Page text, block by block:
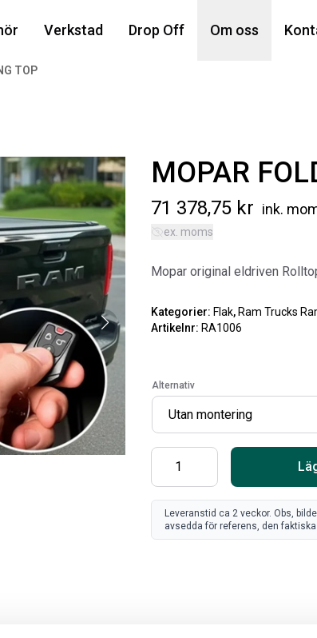
Verkstad Drop Off Om oss Din
TOP
MOPAR
71 378,75 kr ink.
ex. moms
Mopar original eldriven
Kategorier: Flak, Ram Trucks
Artikelnr: RA1006
Alternativ
Leveranstid ca 2 veckor. Obs,
avsedda för referens, den